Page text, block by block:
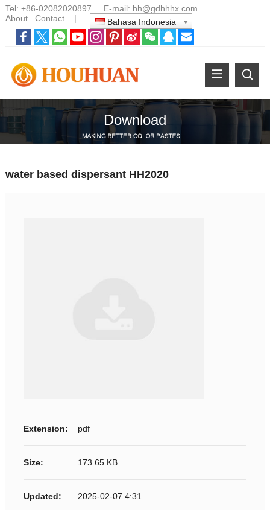
Tel: +86-02082020897 E-mail: hh@gdhhhx.com
About
Contact| Bahasa Indonesia
Download
water based dispersant HH2020
Extension: pdf
Size: 173.65 KB
Updated: 2025-02-07 4:31